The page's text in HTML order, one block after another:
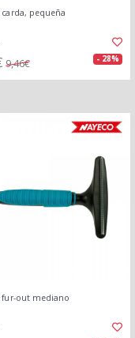
pequeña
9,46€ - 28%
fur-out mediano